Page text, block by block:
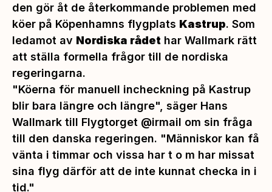
den gör åt de återkommande problemen med
köer på Köpenhamns flygplats Kastrup. Som
ledamot av Nordiska rådet har Wallmark rätt
att ställa formella frågor till de nordiska
regeringarna.
"Köerna för manuell incheckning på Kastrup
blir bara längre och längre", säger Hans
Wallmark till Flygtorget @irmail om sin fråga
till den danska regeringen. "Människor kan få
vänta i timmar och vissa har t o m har missat
sina flyg därför att de inte kunnat checka in i
tid."